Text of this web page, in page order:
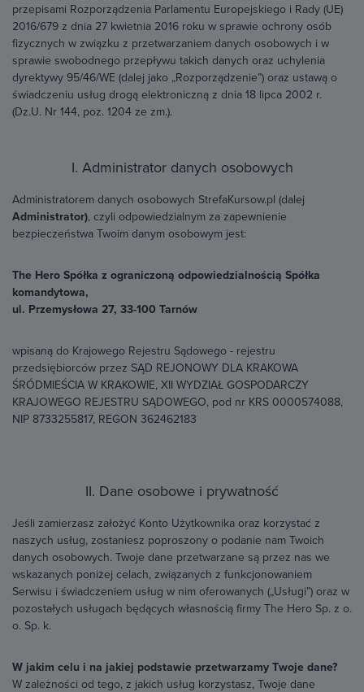
przepisami Rozporządzenia Parlamentu Europejskiego i Rady (UE)
2016/679 z dnia 27 kwietnia 2016 roku w sprawie ochrony osób
fizycznych w związku z przetwarzaniem danych osobowych i w
sprawie swobodnego przepływu takich danych oraz uchylenia
dyrektywy 95/46/WE (dalej jako „Rozporządzenie”) oraz ustawą o
świadczeniu usług drogą elektroniczną z dnia 18 lipca 2002 r.
(Dz.U. Nr 144, poz. 1204 ze zm.).
I. Administrator danych osobowych
Administratorem danych osobowych StrefaKursow.pl (dalej
Administrator), czyli odpowiedzialnym za zapewnienie
bezpieczeństwa Twoim danym osobowym jest:
The Hero Spółka z ograniczoną odpowiedzialnością Spółka
komandytowa,
ul. Przemysłowa 27, 33-100 Tarnów
wpisaną do Krajowego Rejestru Sądowego - rejestru
przedsiębiorców przez SĄD REJONOWY DLA KRAKOWA
ŚRÓDMIEŚCIA W KRAKOWIE, XII WYDZIAŁ GOSPODARCZY
KRAJOWEGO REJESTRU SĄDOWEGO, pod nr KRS 0000574088,
NIP 8733255817, REGON 362462183
II. Dane osobowe i prywatność
Jeśli zamierzasz założyć Konto Użytkownika oraz korzystać z
naszych usług, zostaniesz poproszony o podanie nam Twoich
danych osobowych. Twoje dane przetwarzane są przez nas we
wskazanych poniżej celach, związanych z funkcjonowaniem
Serwisu i świadczeniem usług w nim oferowanych („Usługi”) oraz w
pozostałych usługach będących własnością firmy The Hero Sp. z o.
o. Sp. k.
W jakim celu i na jakiej podstawie przetwarzamy Twoje dane?
W zależności od tego, z jakich usług korzystasz, Twoje dane